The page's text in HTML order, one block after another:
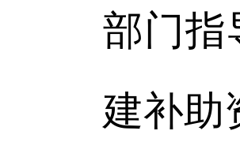
部门指
建补助